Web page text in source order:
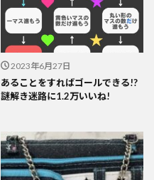
2023年6月27日
あることをすればゴールできる!?
謎解き迷路に1.2万いいね!